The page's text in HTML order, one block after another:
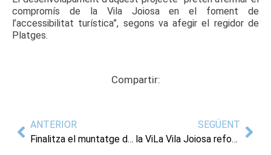
compromís de la Vila Joiosa en el foment de
l’accessibilitat turística”, segons va afegir el regidor de
Platges.
Compartir:
ANTERIOR
Finalitza el muntatge del renovat castell de les Festes de Moros i Cristians de La Vila Joiosa
SEGÜENT
la ViLa Vila Joiosa reforça el servei de recollida de residus urbans en Festes de Moros i Cristians